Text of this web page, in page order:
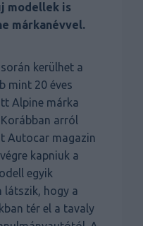
modellek is
márkanévvel.
kerülhet a
mint 20 éves
Alpine márka
arról
Autocar magazin
kapniuk a
egyik
látszik, hogy a
tér el a tavaly